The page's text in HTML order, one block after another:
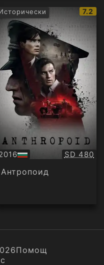
IMDb
7.2
аудио
SD 480
Антропоид
Помощ